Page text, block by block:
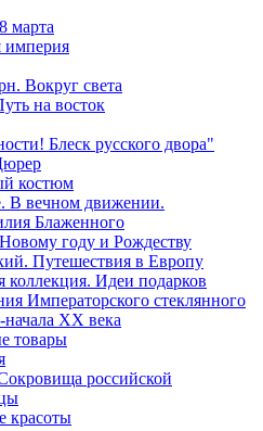
марта
империя
Вокруг света
на восток
Блеск русского двора"
костюм
В вечном движении.
Блаженного
году и Рождеству
Путешествия в Европу
коллекция. Идеи подарков
Императорского стеклянного
XX века
товары
российской
красоты